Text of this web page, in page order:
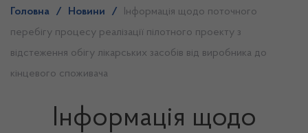
Головна / Новини /
Інформація щодо поточного
перебігу процесу реалізації пілотного проекту з
відстеження обігу лікарських засобів від виробника до
кінцевого споживача
Інформація щодо